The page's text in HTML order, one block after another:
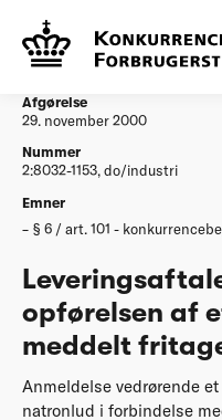
Afgørelser
et
Afgørelse
29. november 2000
Nummer
2:8032-1153, do/industri
Emner
§ 6 / art. 101 -
opførelsen af
meddelt
Anmeldelse vedrørende
natronlud i forbindelse